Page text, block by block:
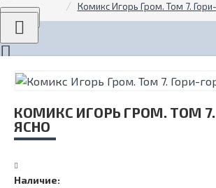
Menu
Комикс Игорь Гром. Том 7.
КОМИКС ИГОРЬ ГРОМ. ТОМ
ЯСНО
Наличие: